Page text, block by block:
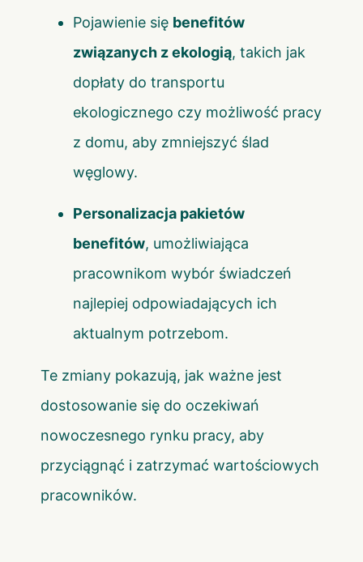
Pojawienie się benefitów
związanych z ekologią, takich jak
dopłaty do transportu
ekologicznego czy możliwość pracy
z domu, aby zmniejszyć ślad
węglowy.
Personalizacja pakietów
benefitów, umożliwiająca
pracownikom wybór świadczeń
najlepiej odpowiadających ich
aktualnym potrzebom.
Te zmiany pokazują, jak ważne jest
dostosowanie się do oczekiwań
nowoczesnego rynku pracy, aby
przyciągnąć i zatrzymać wartościowych
pracowników.